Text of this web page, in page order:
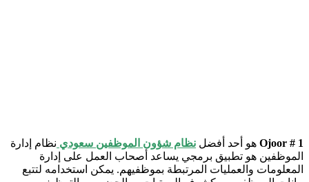
Ojoor # 1 هو أحد أفضل نظام شؤون الموظفين سعودي نظام إدارة
الموظفين هو تطبيق برمجي يساعد أصحاب العمل على إدارة
المعلومات والعمليات المرتبطة بموظفيهم. يمكن استخدامه لتتبع